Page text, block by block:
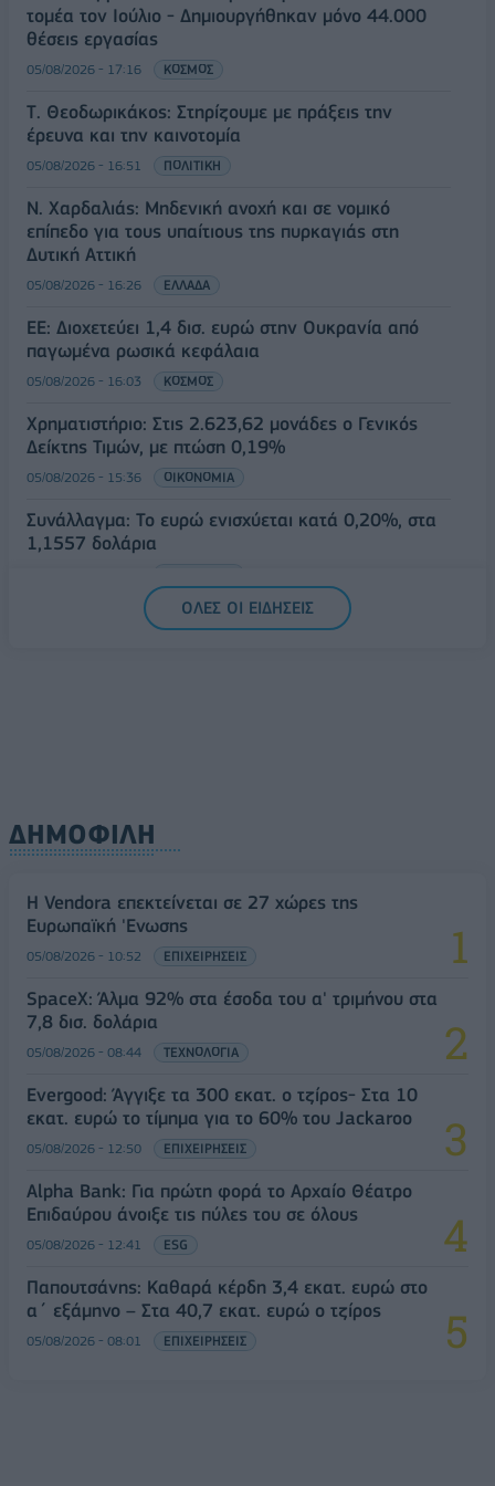
τομέα τον Ιούλιο - Δημιουργήθηκαν μόνο 44.000
θέσεις εργασίας
05/08/2026 - 17:16 ΚΟΣΜΟΣ
Τ. Θεοδωρικάκος: Στηρίζουμε με πράξεις την
έρευνα και την καινοτομία
05/08/2026 - 16:51 ΠΟΛΙΤΙΚΗ
Ν. Χαρδαλιάς: Μηδενική ανοχή και σε νομικό
επίπεδο για τους υπαίτιους της πυρκαγιάς στη
Δυτική Αττική
05/08/2026 - 16:26 ΕΛΛΑΔΑ
ΕΕ: Διοχετεύει 1,4 δισ. ευρώ στην Ουκρανία από
παγωμένα ρωσικά κεφάλαια
05/08/2026 - 16:03 ΚΟΣΜΟΣ
Χρηματιστήριο: Στις 2.623,62 μονάδες ο Γενικός
Δείκτης Τιμών, με πτώση 0,19%
05/08/2026 - 15:36 ΟΙΚΟΝΟΜΙΑ
Συνάλλαγμα: Το ευρώ ενισχύεται κατά 0,20%, στα
1,1557 δολάρια
ΟΛΕΣ ΟΙ ΕΙΔΗΣΕΙΣ
ΔΗΜΟΦΙΛΗ
Η Vendora επεκτείνεται σε 27 χώρες της
Ευρωπαϊκή 'Ενωσης
05/08/2026 - 10:52 ΕΠΙΧΕΙΡΗΣΕΙΣ
SpaceX: Άλμα 92% στα έσοδα του α' τριμήνου στα
7,8 δισ. δολάρια
05/08/2026 - 08:44 ΤΕΧΝΟΛΟΓΙΑ
Evergood: Άγγιξε τα 300 εκατ. ο τζίρος- Στα 10
εκατ. ευρώ το τίμημα για το 60% του Jackaroo
05/08/2026 - 12:50 ΕΠΙΧΕΙΡΗΣΕΙΣ
Alpha Bank: Για πρώτη φορά το Αρχαίο Θέατρο
Επιδαύρου άνοιξε τις πύλες του σε όλους
05/08/2026 - 12:41 ESG
Παπουτσάνης: Καθαρά κέρδη 3,4 εκατ. ευρώ στο
α΄ εξάμηνο – Στα 40,7 εκατ. ευρώ ο τζίρος
05/08/2026 - 08:01 ΕΠΙΧΕΙΡΗΣΕΙΣ